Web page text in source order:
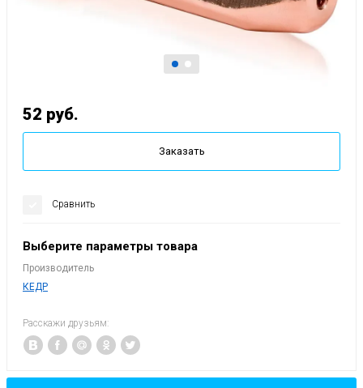
52 руб.
Заказать
Сравнить
Выберите параметры товара
Производитель
КЕДР
Расскажи друзьям: